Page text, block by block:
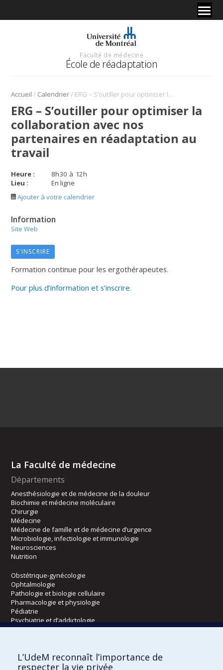
Faculté de médecine
École de réadaptation
Accueil / Calendrier/ ERG – S’outiller pour optimiser la collaboration avec nos partenaires en réadaptation au travail
ERG – S’outiller pour optimiser la
collaboration avec nos
partenaires en réadaptation au
travail
Heure : 8h30 à 12h
Lieu :
En ligne
Ajouter à votre calendrier
Information
Site Web
S'INSCRIRE
Formation continue pour les ergothérapeutes.
Pour plus d’information et s’inscrire.
La Faculté de médecine
Départements
Anesthésiologie et de médecine de la douleur
Biochimie et médecine moléculaire
Chirurgie
Médecine
Médecine de famille et de médecine d’urgence
Microbiologie, infectiologie et immunologie
Neurosciences
Nutrition
Obstétrique-gynécologie
Ophtalmologie
Pathologie et biologie cellulaire
Pharmacologie et physiologie
Pédiatrie
Psychiatrie et d’addictologie
Radiologie, radio-oncologie et médecine nucléaire
Écoles
L’UdeM reconnaît l’importance de
respecter la vie privée